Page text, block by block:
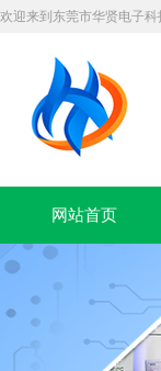
欢迎来到东莞市华贤电子科
网站首页